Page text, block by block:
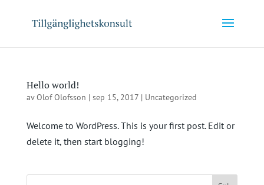
Hello world!
avOlof Olofsson | sep 15, 2017| Uncategorized
Welcome to WordPress. This is your first post. Edit or
delete it, then start blogging!